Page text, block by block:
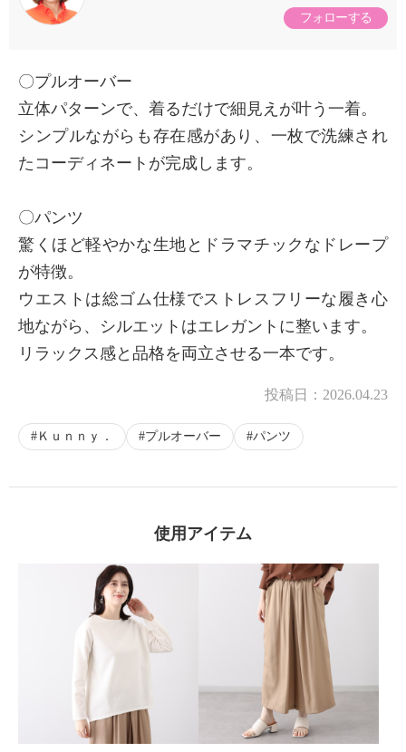
フォローする
〇プルオーバー
立体パターンで、着るだけで細見えが叶う一着。
シンプルながらも存在感があり、一枚で洗練され
たコーディネートが完成します。
〇パンツ
驚くほど軽やかな生地とドラマチックなドレープ
が特徴。
ウエストは総ゴム仕様でストレスフリーな履き心
地ながら、シルエットはエレガントに整います。
リラックス感と品格を両立させる一本です。
投稿日： 2026.04.23
Ｋｕｎｎｙ． プルオーバー パンツ
使用アイテム